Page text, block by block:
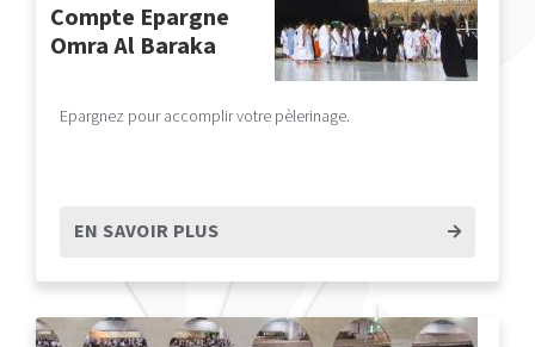
Compte Epargne
Omra Al Baraka
Epargnez pour accomplir votre pèlerinage.
EN SAVOIR PLUS